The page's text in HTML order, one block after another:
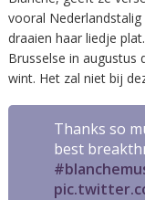
vooral Nederlandstalig
draaien haar liedje
Brusselse in augustus
wint. Het zal niet bij
Thanks so
best